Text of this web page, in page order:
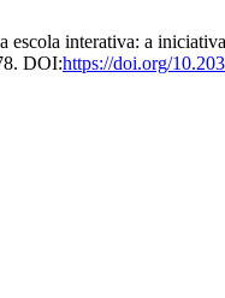
escola interativa: a
DOI:https://doi.org/